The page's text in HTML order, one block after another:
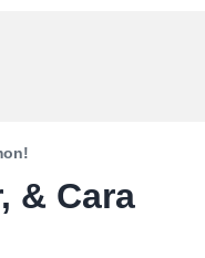
& Cara